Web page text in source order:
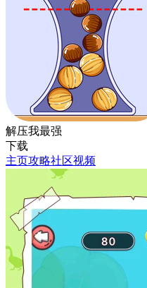
解压我最强
下载
主页攻略社区视频